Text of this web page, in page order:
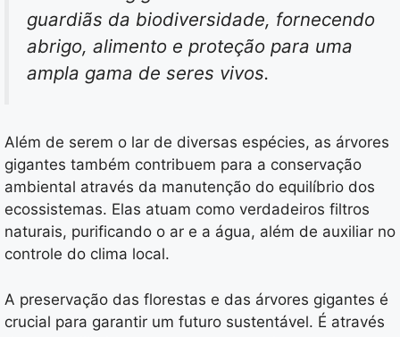
guardiãs da biodiversidade, fornecendo
abrigo, alimento e proteção para uma
ampla gama de seres vivos.
Além de serem o lar de diversas espécies, as árvores
gigantes também contribuem para a conservação
ambiental através da manutenção do equilíbrio dos
ecossistemas. Elas atuam como verdadeiros filtros
naturais, purificando o ar e a água, além de auxiliar no
controle do clima local.
A preservação das florestas e das árvores gigantes é
crucial para garantir um futuro sustentável. É através